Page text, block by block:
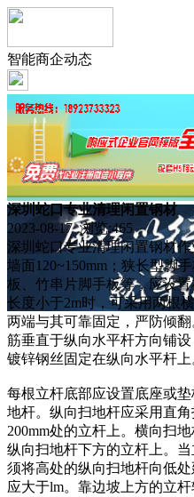
智能商企动态
深圳蛇口专业清理闲置钢材
2023-08-17 浏览:465
深圳蛇口专业清理闲置钢材
墙面120~150mm；狭长型脚
板、竹串片脚手板等，应设
长度小于2m时，可采用两根
两端与其可靠固定，严防倾
筋垂直于纵向水平杆方向铺
镀锌钢丝固定在纵向水平杆上
每根立杆底部应设置底座或
地杆。纵向扫地杆应采用直
200mm处的立杆上。横向扫
纵向扫地杆下方的立杆上。
须将高处的纵向扫地杆向低
应大于lm。靠边坡上方的立